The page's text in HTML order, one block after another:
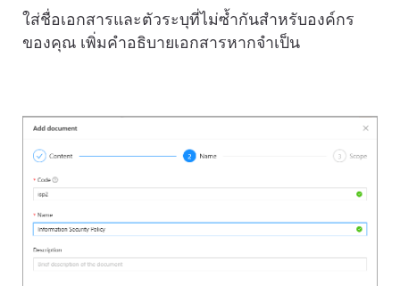
ใส่ชื่อเอกสารและตัวระบุที่ไม่ซ้ำกันสำหรับองค์กร
ของคุณ เพิ่มคำอธิบายเอกสารหากจำเป็น